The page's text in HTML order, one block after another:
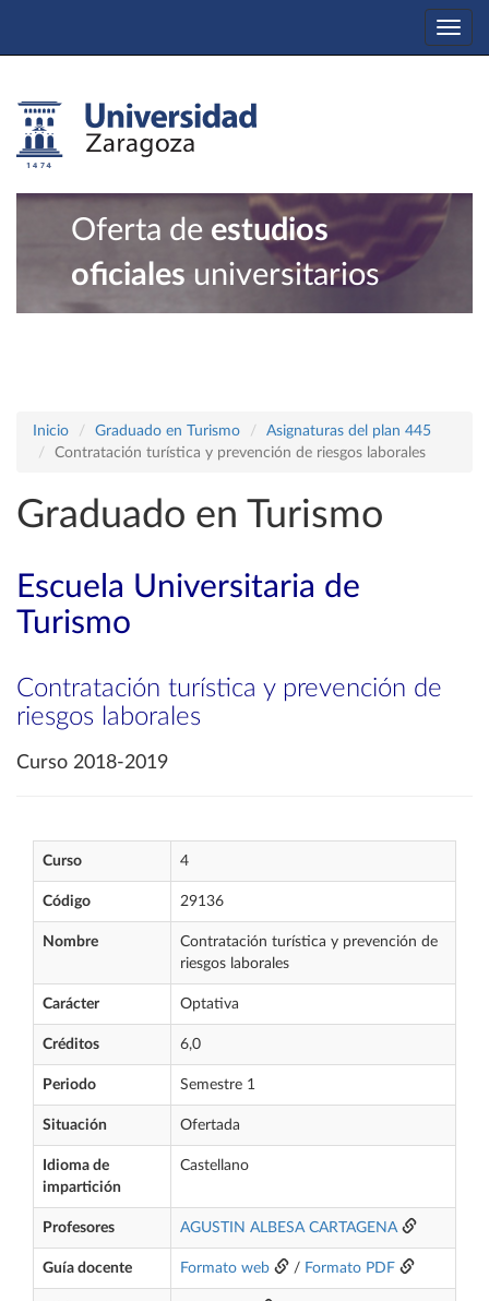
Oferta de estudios
oficiales universitarios
Inicio Graduado en Turismo
Asignaturas del plan 445
Contratación turística y prevención de riesgos laborales
Graduado en Turismo
Escuela Universitaria de
Turismo
Contratación turística y prevención de
riesgos laborales
Curso 2018-2019
Curso 4
Código 29136
Nombre
Contratación turística y prevención de
riesgos laborales
Carácter Optativa
Créditos 6,0
Periodo Semestre 1
Situación Ofertada
Idioma de
impartición
Castellano
Profesores AGUSTIN ALBESA CARTAGENA
Guía docente Formato web / Formato PDF